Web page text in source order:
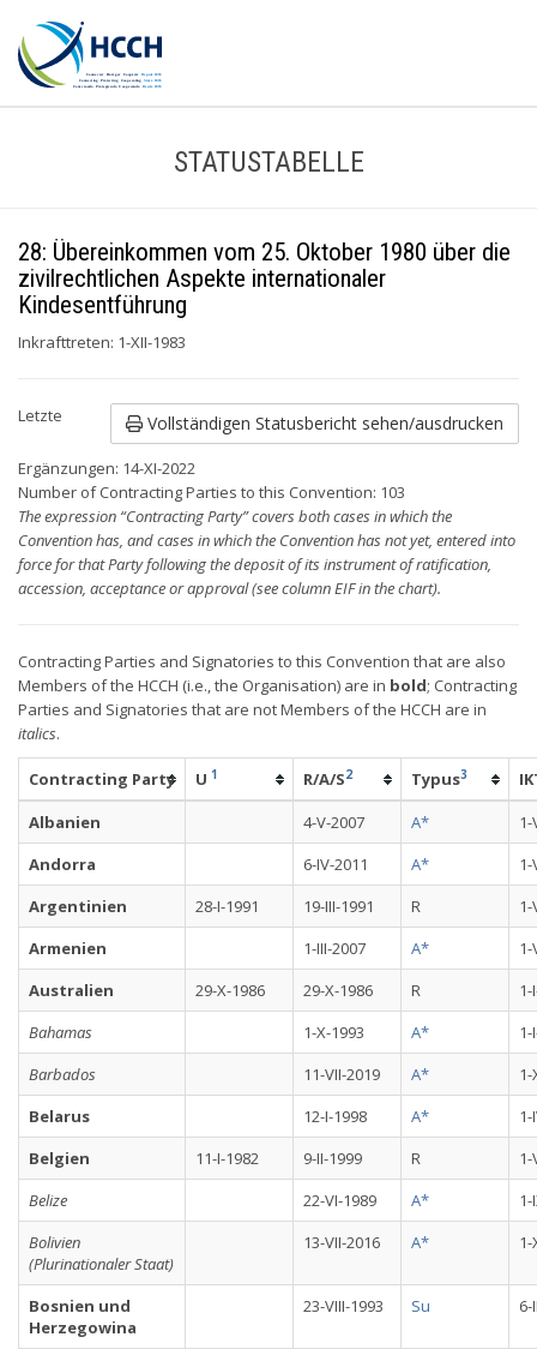
STATUSTABELLE
28: Übereinkommen vom 25. Oktober 1980 über die
zivilrechtlichen Aspekte internationaler
Kindesentführung
Inkrafttreten: 1-XII-1983
Vollständigen Statusbericht sehen/ausdrucken
Letzte
Ergänzungen: 14-XI-2022
Number of Contracting Parties to this Convention: 103
The expression “Contracting Party” covers both cases in which the
Convention has, and cases in which the Convention has not yet, entered into
force for that Party following the deposit of its instrument of ratification,
accession, acceptance or approval (see column EIF in the chart).
Contracting Parties and Signatories to this Convention that are also
Members of the HCCH (i.e., the Organisation) are in bold; Contracting
Parties and Signatories that are not Members of the HCCH are in
italics.
Contracting Party U 1 R/A/S2 Typus3
Albanien
4-V-2007 A*
1-
Andorra
6-IV-2011 A*
1-
Argentinien
28-I-1991 19-III-1991 R
1-
Armenien
1-III-2007 A*
1-
Australien
29-X-1986 29-X-1986 R
1-
Bahamas
1-X-1993 A*
1-
Barbados
11-VII-2019 A*
1-
Belarus
12-I-1998 A*
1-
Belgien
11-I-1982 9-II-1999 R
1-
Belize
22-VI-1989 A*
1-
Bolivien
(Plurinationaler Staat)
13-VII-2016 A* 1-
Bosnien und
Herzegowina
23-VIII-1993 Su 6-